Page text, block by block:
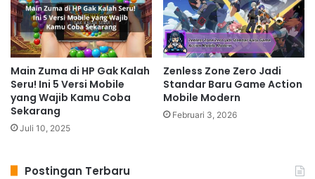
Main Zuma di HP Gak Kalah
Seru! Ini 5 Versi Mobile
yang Wajib Kamu Coba
Sekarang
Juli 10, 2025
Zenless Zone Zero Jadi
Standar Baru Game Action
Mobile Modern
Februari 3, 2026
Postingan Terbaru